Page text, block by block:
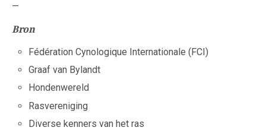
—
Bron
Fédération Cynologique Internationale (FCI)
Graaf van Bylandt
Hondenwereld
Rasvereniging
Diverse kenners van het ras